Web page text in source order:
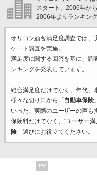
スタート。2006年か
2006年よりランキン
オリコン顧客満足度調査では、
ケート調査を実施。
満足度に関する回答を基に、調
ンキングを発表しています。
総合満足度だけでなく、年代、
様々な切り口から「 自動車保険
いった、実際のユーザーの声も
保険料だけでなく、“ユーザー
険」選びにお役立てください。
PR